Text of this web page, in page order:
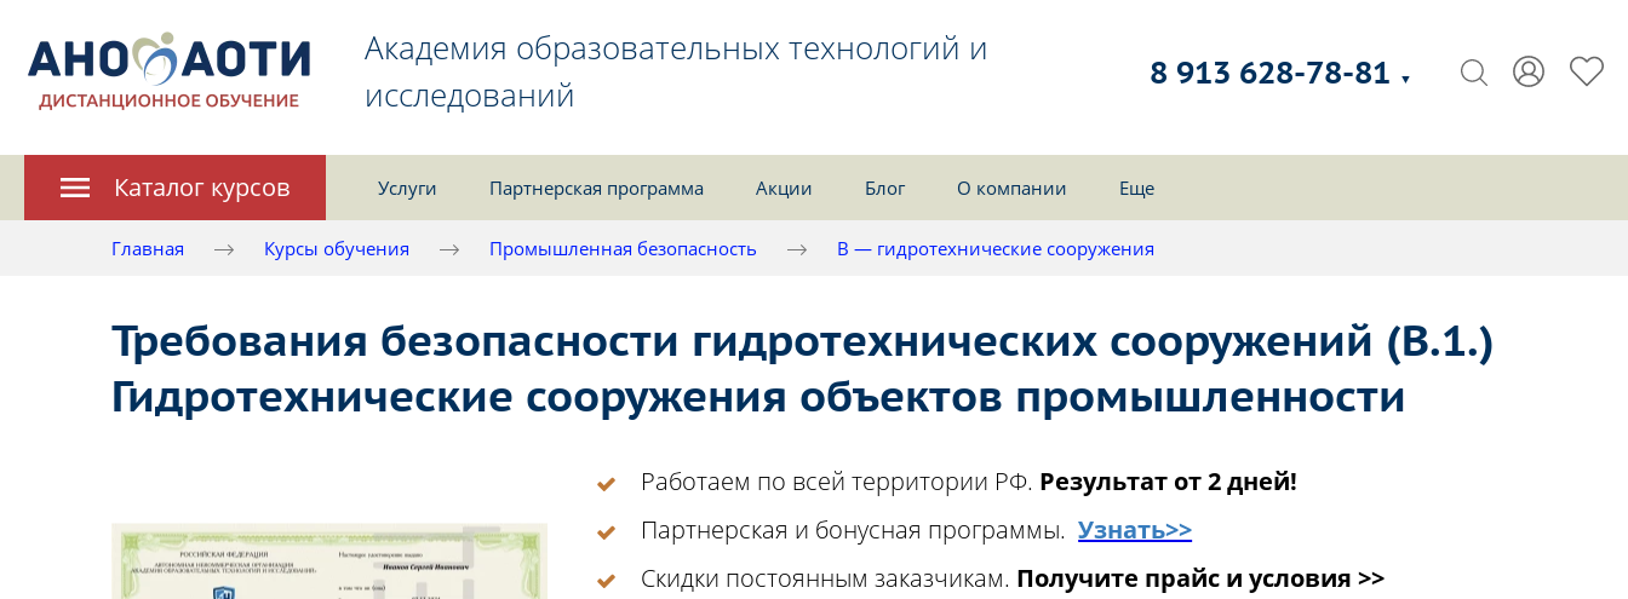
Академия образовательных технологий и
исследований
8 913 628-78-81 ▼
Каталог курсов Услуги Партнерская программа Акции Блог О компании Еще
Главная Курсы обучения Промышленная безопасность В — гидротехнические сооружения
Требования безопасности гидротехнических сооружений (В.1.)
Гидротехнические сооружения объектов промышленности
Работаем по всей территории РФ. Результат от 2 дней!
Партнерская и бонусная программы.Узнать>>
Скидки постоянным заказчикам. Получите прайс и условия >>